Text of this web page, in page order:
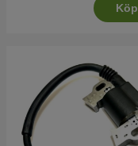
Köp